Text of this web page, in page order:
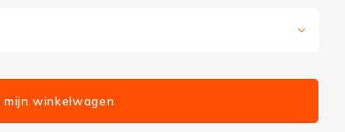
mijn winkelwagen